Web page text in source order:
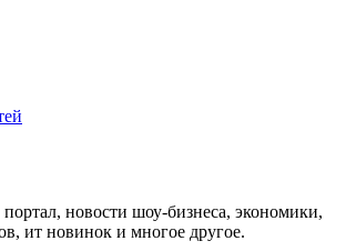
новости шоу-бизнеса, экономики,
ит новинок и многое другое.